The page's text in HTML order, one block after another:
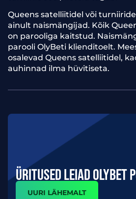
Queens satelliitidel või
ainult naismängijad. Kõik
on parooliga kaitstud.
parooli OlyBeti klienditoelt.
osalevad Queens satelliitidel,
auhinnad ilma hüvitiseta.
ÜRITUSED LEIAD OLYBET
UURI LÄHEMALT